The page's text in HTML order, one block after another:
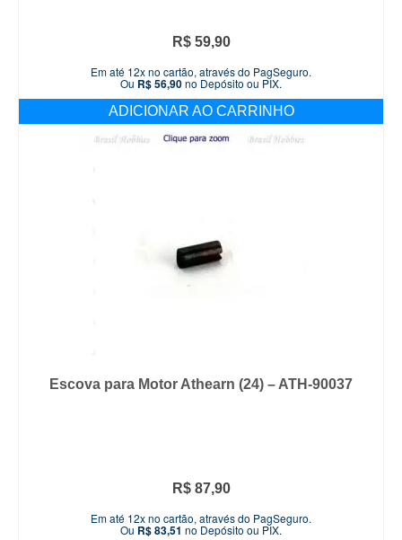
R$59,90
Em até 12x no cartão, através do PagSeguro.
Ou R$56,90no Depósito ou PIX.
ADICIONAR AO CARRINHO
Escova para Motor Athearn (24) – ATH-90037
R$87,90
Em até 12x no cartão, através do PagSeguro.
Ou R$83,51 no Depósito ou PIX.